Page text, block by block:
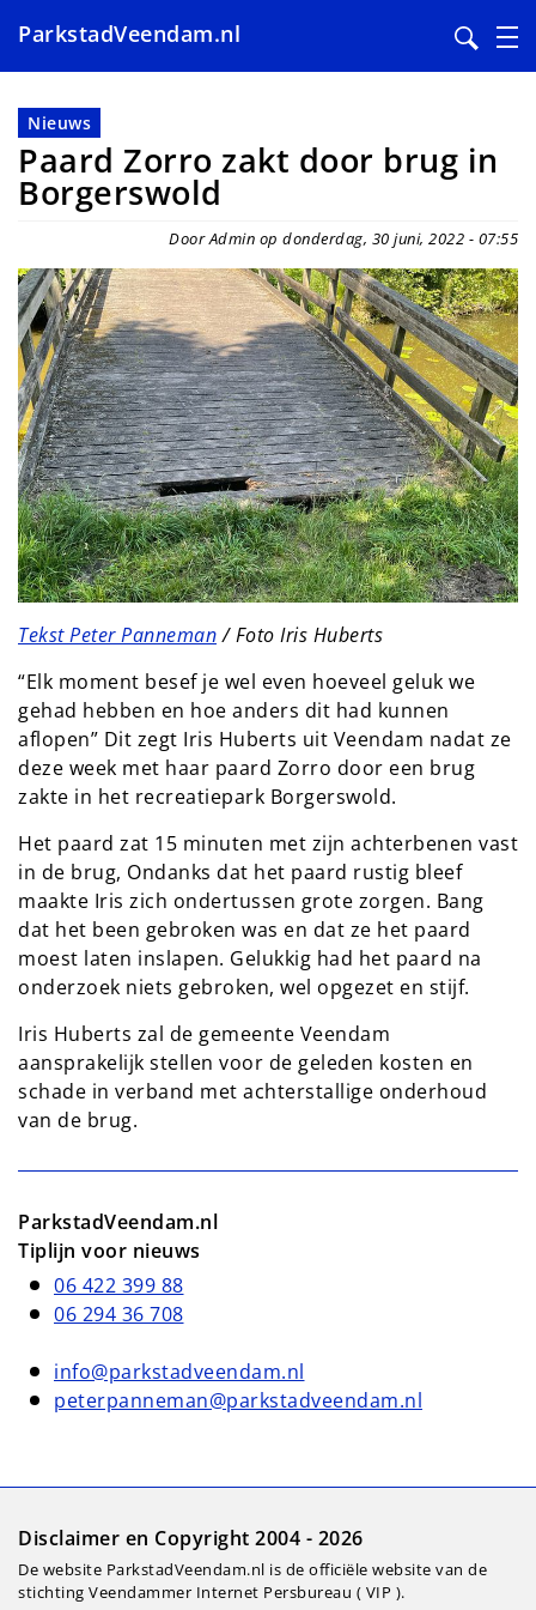
en
naar
de
inhoud
ParkstadVeendam.nl
Nieuws
Paard Zorro zakt door brug in
Borgerswold
Door Admin op donderdag, 30 juni, 2022 - 07:55
Tekst Peter Panneman/ Foto Iris Huberts
“Elk moment besef je wel even hoeveel geluk we
gehad hebben en hoe anders dit had kunnen
aflopen” Dit zegt Iris Huberts uit Veendam nadat ze
deze week met haar paard Zorro door een brug
zakte in het recreatiepark Borgerswold.
Het paard zat 15 minuten met zijn achterbenen vast
in de brug, Ondanks dat het paard rustig bleef
maakte Iris zich ondertussen grote zorgen. Bang
dat het been gebroken was en dat ze het paard
moest laten inslapen. Gelukkig had het paard na
onderzoek niets gebroken, wel opgezet en stijf.
Iris Huberts zal de gemeente Veendam
aansprakelijk stellen voor de geleden kosten en
schade in verband met achterstallige onderhoud
van de brug.
ParkstadVeendam.nl
Tiplijn voor nieuws
06 422 399 88
06 294 36 708
info@parkstadveendam.nl
peterpanneman@parkstadveendam.nl
Disclaimer en Copyright 2004 - 2026
De website ParkstadVeendam.nl is de officiële website van de
stichting Veendammer Internet Persbureau ( VIP ).